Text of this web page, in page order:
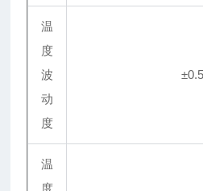
温
度
波
动
度
温